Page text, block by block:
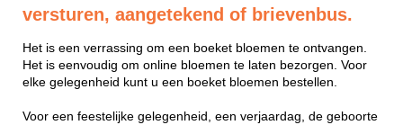
versturen, aangetekend of brievenbus.
Het is een verrassing om een boeket bloemen te ontvangen.
Het is eenvoudig om online bloemen te laten bezorgen. Voor
elke gelegenheid kunt u een boeket bloemen bestellen.
Voor een feestelijke gelegenheid, een verjaardag, de geboorte